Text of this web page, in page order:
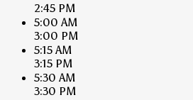
2:45 PM
5:00 AM
3:00 PM
5:15 AM
3:15 PM
5:30 AM
3:30 PM